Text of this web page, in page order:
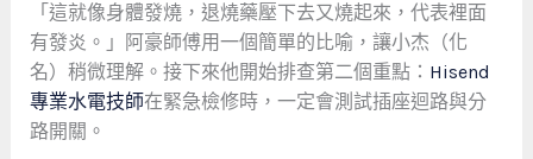
「這就像身體發燒，退燒藥壓下去又燒起來，代表裡面
有發炎。」阿豪師傅用一個簡單的比喻，讓小杰（化
名）稍微理解。接下來他開始排查第二個重點： Hisend
專業水電技師在緊急檢修時，一定會測試插座迴路與分
路開關。